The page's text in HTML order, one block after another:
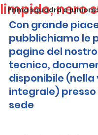
Prima squadra e
limpido, nero
Con grande
pubblichiamo le
pagine del
tecnico,
disponibile (nella
integrale)
sede